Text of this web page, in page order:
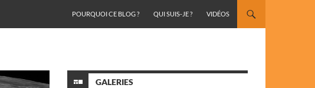
POURQUOI CE BLOG ?
QUI SUIS-JE ? VIDÉOS
GALERIES